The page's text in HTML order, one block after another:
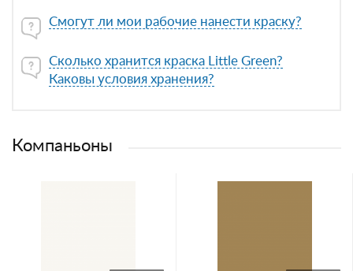
Смогут ли мои рабочие нанести краску?
Сколько хранится краска Little Green?
Каковы условия хранения?
Компаньоны